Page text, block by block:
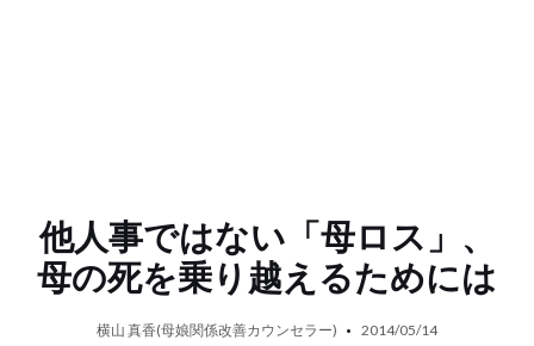
他人事ではない「母ロス」、
母の死を乗り越えるためには
横山 真香(母娘関係改善カウンセラー) 2014/05/14